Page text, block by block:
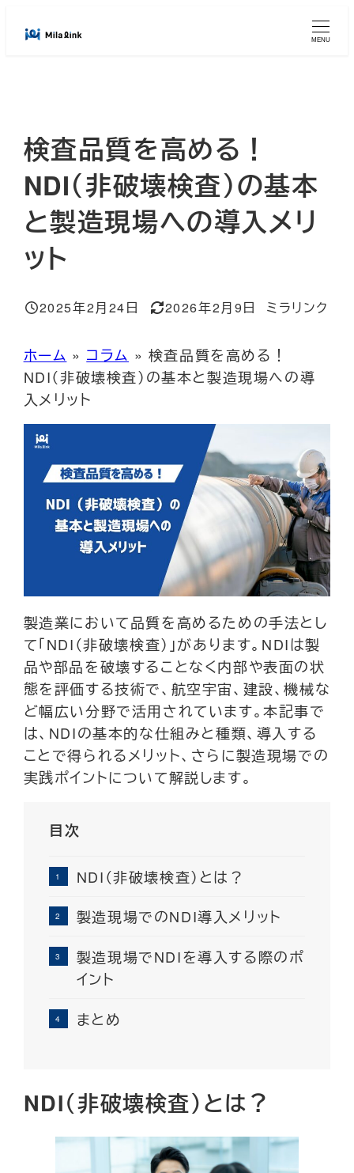
MENU
検査品質を高める！
NDI（非破壊検査）の基本
と製造現場への導入メリ
ット
投稿日
2025年2月24日 更新日
2026年2月9日
著
ミラリンク
ホーム » コラム » 検査品質を高める！
NDI（非破壊検査）の基本と製造現場への導
入メリット
製造業において品質を高めるための手法とし
て「NDI（非破壊検査）」があります。NDIは製
品や部品を破壊することなく内部や表面の状
態を評価する技術で、航空宇宙、建設、機械な
ど幅広い分野で活用されています。本記事で
は、NDIの基本的な仕組みと種類、導入する
ことで得られるメリット、さらに製造現場での
実践ポイントについて解説します。
目次
NDI（非破壊検査）とは？
製造現場でのNDI導入メリット
製造現場でNDIを導入する際のポ
イント
まとめ
NDI（非破壊検査）とは？